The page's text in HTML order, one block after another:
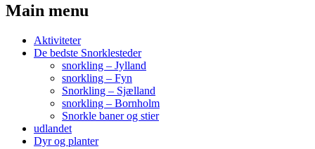
Main menu
Skip
Aktiviteter
De bedste Snorklesteder
snorkling – Jylland
snorkling – Fyn
Snorkling – Sjælland
snorkling – Bornholm
Snorkle baner og stier
udlandet
Dyr og planter